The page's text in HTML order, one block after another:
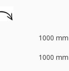
1000 mm
1000 mm